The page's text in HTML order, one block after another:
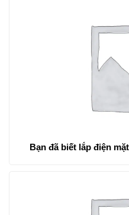
Bạn đã biết lắp điện